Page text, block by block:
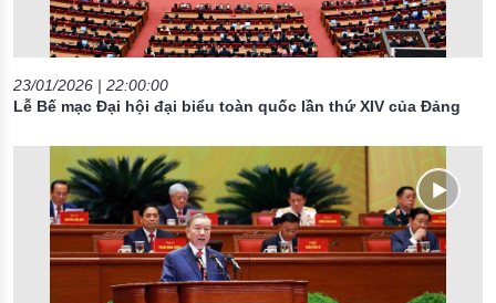
23/01/2026 | 22:00:00
Lễ Bế mạc Đại hội đại biểu toàn quốc lần thứ XIV của Đảng